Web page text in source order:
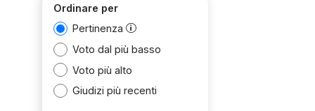
Ordinare per
Pertinenza
Voto dal più basso
Voto più alto
Giudizi più recenti